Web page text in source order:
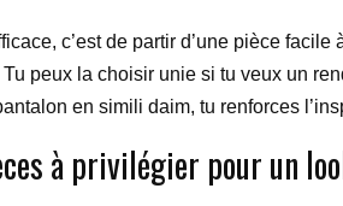
c’est de partir d’une pièce
Tu peux la choisir unie si tu veux un
en simili daim, tu renforces
à privilégier pour un